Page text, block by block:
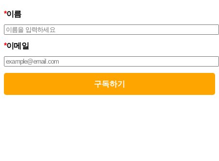
개인정보처리방침을 통하여 이용자가 제공하는 개인정보가 어떠한
치가 취해지고 있는지 알려드립니다.
선을 위하여 개정하는데 필요한 절차를 정하고 있으며, 개인정보처
리방침을 회사의 필요와 사회적 변화에 맞게 변경할 수 있습니다. 그
리고 개인정보처리방침을 개정하는 경우 버전번호 등을 부여하여
개정된 사항을 이용자께서 쉽게 알아볼 수 있도록 하고 있습니다.
02. 수집하는 개인정보의 항목 및 수집방법
*이름
*이메일